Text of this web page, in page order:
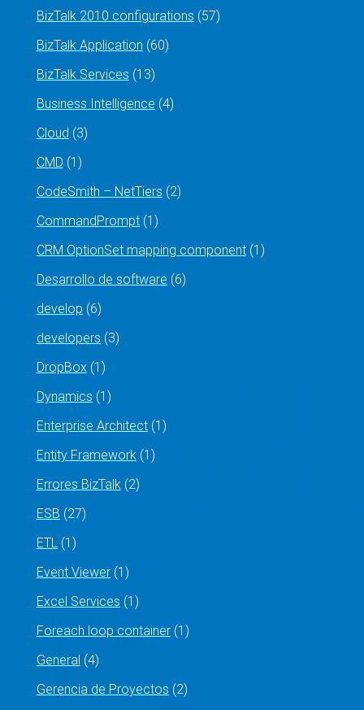
BizTalk 2010 configurations (57)
BizTalk Application (60)
BizTalk Services (13)
Business Intelligence (4)
Cloud (3)
CMD (1)
CodeSmith – NetTiers (2)
CommandPrompt(1)
CRM OptionSet mapping component(1)
Desarrollo de software (6)
develop (6)
developers (3)
DropBox(1)
Dynamics (1)
Enterprise Architect(1)
Entity Framework(1)
Errores BizTalk(2)
ESB (27)
ETL(1)
Event Viewer(1)
Excel Services (1)
Foreach loop container(1)
General (4)
Gerencia de Proyectos (2)